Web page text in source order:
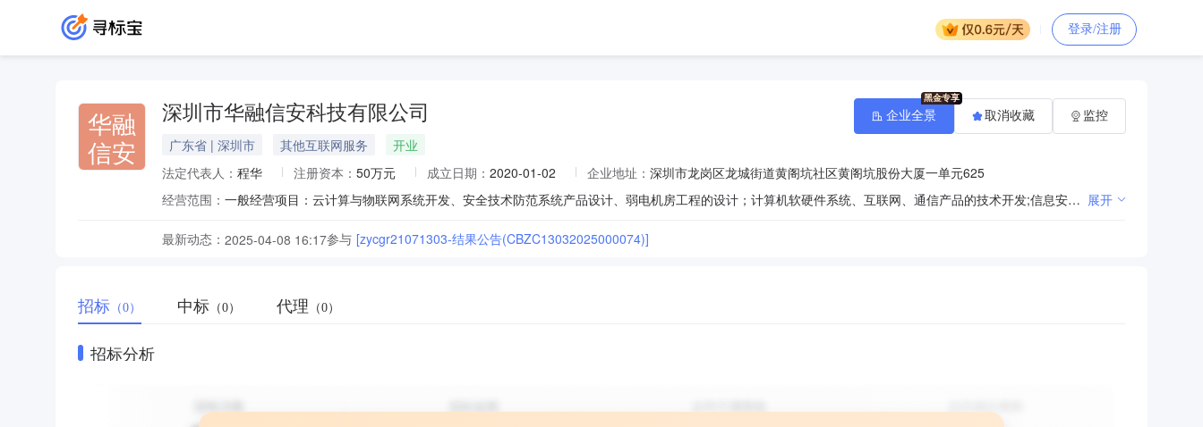
登录/注册
华融
信安
深圳市华融信安科技有限公司
广东省 | 深圳市 其他互联网服务
开业
法定代表人： 程华 注册资本： 50万元 成立日期： 2020-01-02 企业地址： 深圳市龙岗区龙城街道黄阁坑社区黄阁坑股份大厦一单元625
经营范围：
一般经营项目：云计算与物联网系统开发、安全技术防范系统产品设计、弱电机房工程的设计；计算机软硬件系统、互联网、通信产品的技术开发;信息安全产品的技术开发、销售与系统集成,计算机及外部设备的租赁及上门维修；分析仪器、环保设备、仪表的技术开发与批发(不含医疗器械)；多媒体电教设备、多功能厅设备、会议系统设备、机电设备(不含特种机电设备)、数控机床设备、舞台灯光音响设备的技术开发、销售、上门安装及租赁服务;智能家居系统集成与家具产品销售，生物识别技术开发;生物识别设备的开发及销售；LED显示屏光电声一体化产品的技术开发与销售;机房工程的设计与上门安装;电子产品、通讯器材、仪器仪表、文化办公用品、乐器、美术用品、体育器材、影视器材、办公家具的销售;电教实验室设备、实训室设备的技术开发、销售、上门安装及外部设备的上门维修;电子产品、电子元器件销售；国内贸易,货物及技术进出口。(法律、行政法规、国务院决定禁止的项目除外,限制的项目须取得许可后方可经营)；住房租赁；建筑装饰材料销售；园林绿化工程施工；消防器材销售；安防设备销售；家用电器销售；日用电器修理；广告制作；项目策划与公关服务；劳务服务（不含劳务派遣）；专业保洁、清洗、消毒服务；专业设计服务；智能无人飞行器销售；人工智能行业应用系统集成服务；软件开发；技术服务、技术开发、技术咨询、技术交流、技术转让、技术推广；办公设备耗材销售；承接档案服务外包；信息技术咨询服务；人工智能应用软件开发；普通机械设备安装服务；公司礼仪服务；礼仪服务；婚庆礼仪服务；个人商务服务；社会经济咨询服务；组织文化艺术交流活动；企业管理咨询；信息咨询服务（不含许可类信息咨询服务）；电子产品销售；数据处理和存储支持服务；机械设备销售；教学专用仪器销售；电子专用设备销售；通讯设备销售；五金产品零售；五金产品批发；金属材料销售；日用百货销售；日用品销售；厨具卫具及日用杂品批发；仪器仪表销售；建筑材料销售；服装服饰批发；服装辅料销售；鞋帽零售；鞋帽批发；皮革制品销售；箱包销售；互联网销售（除销售需要许可的商品）；皮革销售；针纺织品及原料销售；针纺织品销售；玩具销售；母婴用品销售；文具用品零售；办公用品销售；工艺美术品及收藏品零售（象牙及其制品除外）；工艺美术品及礼仪用品销售（象牙及其制品除外）；木材销售；珠宝首饰批发；珠宝首饰零售；金银制品销售；国内贸易代理；贸易代理；农业专业及辅助性活动；软件外包服务；数据处理服务；生产线管理服务；动漫游戏开发；轻质建筑材料销售；建筑防水卷材产品销售；建筑用钢筋产品销售；水泥制品销售。（除依法须经批准的项目外，凭营业执照依法自主开展经营活动）许可经营项目：住宅室内装饰装修；物业管理；小微型客车租赁经营服务；劳务派遣服务；人力资源服务（不含职业中介活动、劳务派遣服务）；货物进出口；在线数据处理与交易处理业务（经营类电子商务）；第二类增值电信业务；第二类医疗器械销售；互联网信息服务；建筑劳务分包；互联网新闻信息服务；保健食品（预包装）销售；特殊医学用途配方食品销售；婴幼儿配方乳粉及其他婴幼儿配方食品销售。（依法须经批准的项目，经相关部门批准后方可开展经营活动，具体经营项目以相关部门批准文件或许可证件为准） 展开
最新动态： 2025-04-08 16:17参与 [zycgr21071303-结果公告(CBZC13032025000074)]
企业全景 取消收藏 监控
招标 （0） 中标 （0） 代理 （0）
招标分析